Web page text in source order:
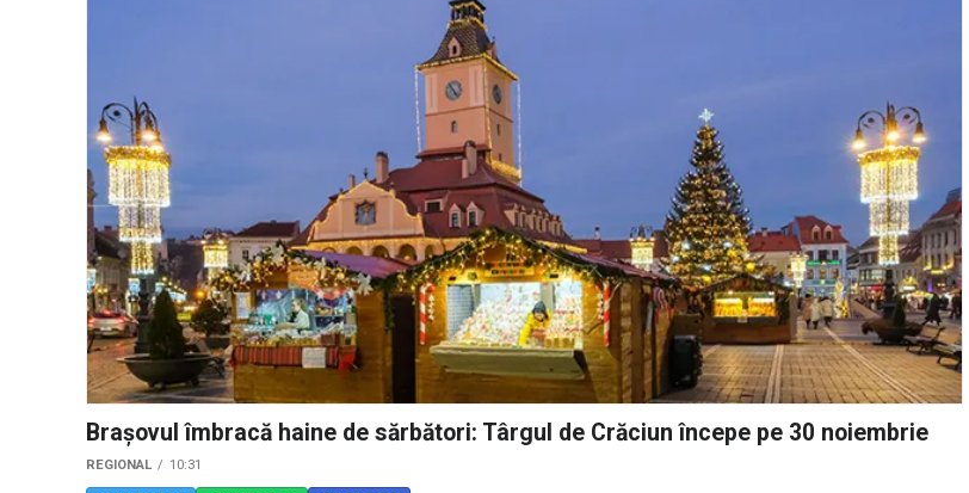
Brașovul îmbracă haine de sărbători: Târgul de Crăciun începe pe 30 noiembrie
REGIONAL 10:31